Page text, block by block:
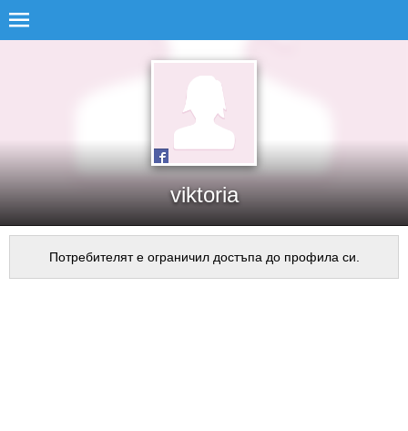
viktoria
Потребителят е ограничил достъпа до профила си.